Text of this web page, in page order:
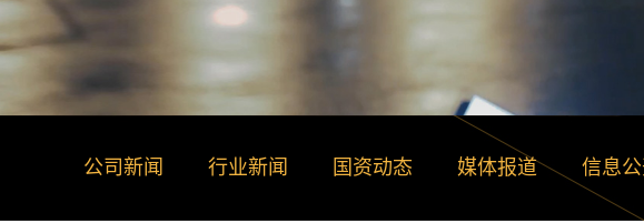
公司新闻 行业新闻 国资动态 媒体报道 信息